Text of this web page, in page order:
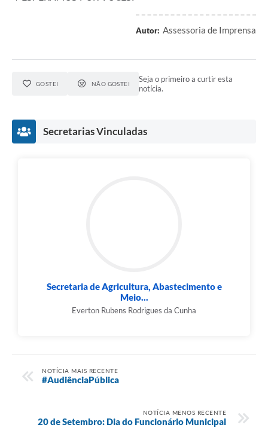
Autor: Assessoria de Imprensa
GOSTEI NÃO GOSTEI
Seja o primeiro a curtir esta
notícia.
Secretarias Vinculadas
Secretaria de Agricultura, Abastecimento e
Meio...
Everton Rubens Rodrigues da Cunha
NOTÍCIA MAIS RECENTE
#AudiênciaPública
NOTÍCIA MENOS RECENTE
20 de Setembro: Dia do Funcionário Municipal